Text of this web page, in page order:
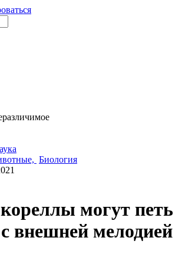
Биология
могут петь
внешней мелодией